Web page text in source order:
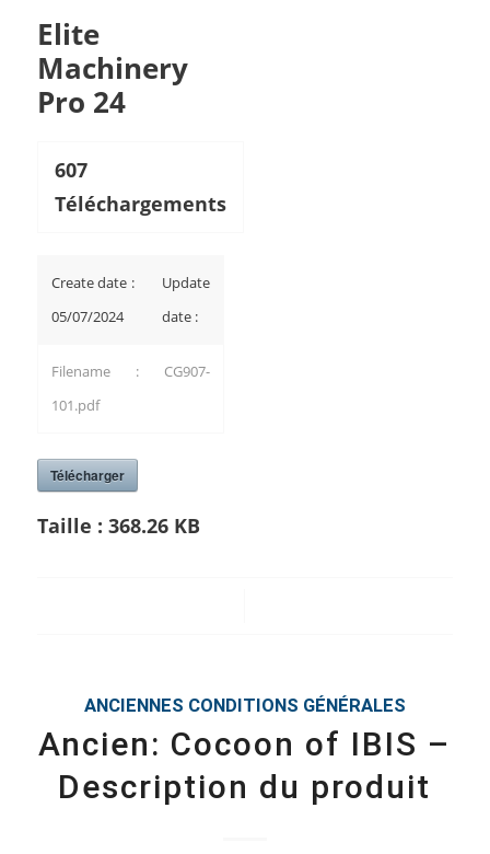
Elite
Machinery
Pro 24
607
Téléchargements
Create date :
05/07/2024
Update
date :
Filename : CG907-
101.pdf
Télécharger
Taille : 368.26 KB
ANCIENNES CONDITIONS GÉNÉRALES
Ancien: Cocoon of IBIS –
Description du produit